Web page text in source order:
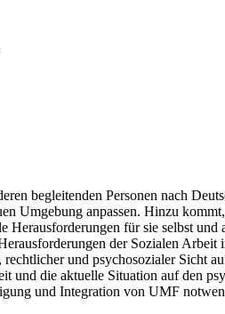
begleitenden Personen nach
Umgebung anpassen. Hinzu
Herausforderungen für sie selbst
der Sozialen
und psychosozialer Sicht
und die aktuelle Situation auf den
und Integration von UMF